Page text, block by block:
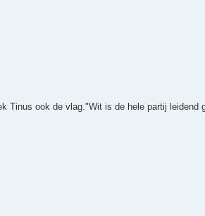
Tinus ook de vlag."Wit is de hele partij leidend